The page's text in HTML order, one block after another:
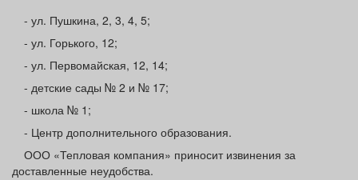
ТВ программа
- ул. Пушкина, 2, 3, 4, 5;
- ул. Горького, 12;
- ул. Первомайская, 12, 14;
- детские сады № 2 и № 17;
- школа № 1;
- Центр дополнительного образования.
ООО «Тепловая компания» приносит извинения за
доставленные неудобства.